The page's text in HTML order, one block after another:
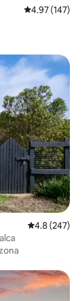
Calificación
4.97 (147)
Calificación
4.8 (247)